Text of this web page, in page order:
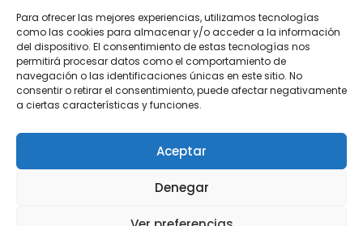
Para ofrecer las mejores experiencias, utilizamos tecnologías
como las cookies para almacenar y/o acceder a la información
del dispositivo. El consentimiento de estas tecnologías nos
permitirá procesar datos como el comportamiento de
navegación o las identificaciones únicas en este sitio. No
consentir o retirar el consentimiento, puede afectar negativamente
a ciertas características y funciones.
Aceptar
Denegar